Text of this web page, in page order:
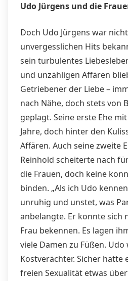
Udo Jürgens und die
Doch Udo Jürgens war
unvergesslichen Hits
sein turbulentes
und unzähligen Affären
Getriebener der Liebe –
nach Nähe, doch stets von
geplagt. Seine erste Ehe
Jahre, doch hinter den
Affären. Auch seine zweite
Reinhold scheiterte nach
die Frauen, doch keine
binden. „Als ich Udo
unruhig und unstet, was
anbelangte. Er konnte sich
Frau bekennen. Es lagen
viele Damen zu Füßen. Udo
Kostverächter. Sicher hatte
freien Sexualität etwas